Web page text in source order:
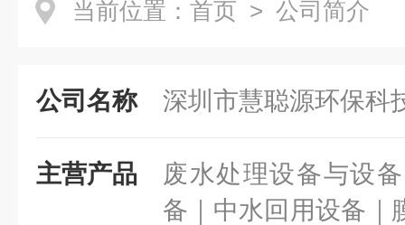
当前位置： 首页 > 公司简介
公司名称 深圳市慧聪源环保科
主营产品
废水处理设备与设
备｜中水回用设备｜